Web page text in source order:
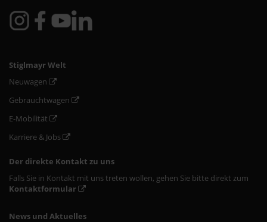
Stiglmayr Welt
Neuwagen
Gebrauchtwagen
E-Mobilität
Karriere & Jobs
Der direkte Kontakt zu uns
Falls Sie in Kontakt mit uns treten wollen, gehen Sie bitte direkt zum
Kontaktformular
News und Aktuelles